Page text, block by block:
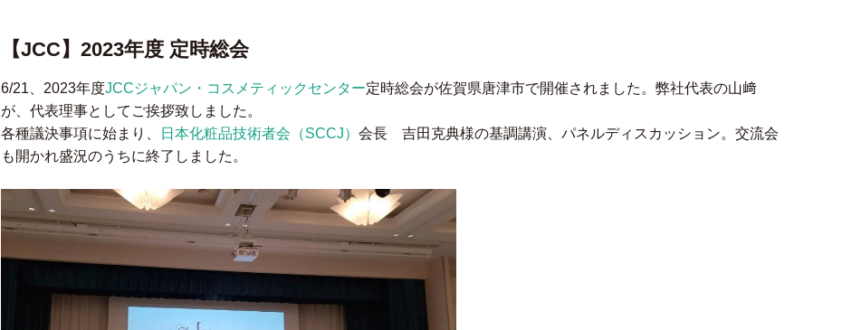
【JCC】2023年度 定時総会
6/21、2023年度JCCジャパン・コスメティックセンター定時総会が佐賀県唐津市で開催されました。弊社代表の山﨑
が、代表理事としてご挨拶致しました。
各種議決事項に始まり、
日本化粧品技術者会（SCCJ） 会長 吉田克典様の基調講演、パネルディスカッション。交流会
も開かれ盛況のうちに終了しました。